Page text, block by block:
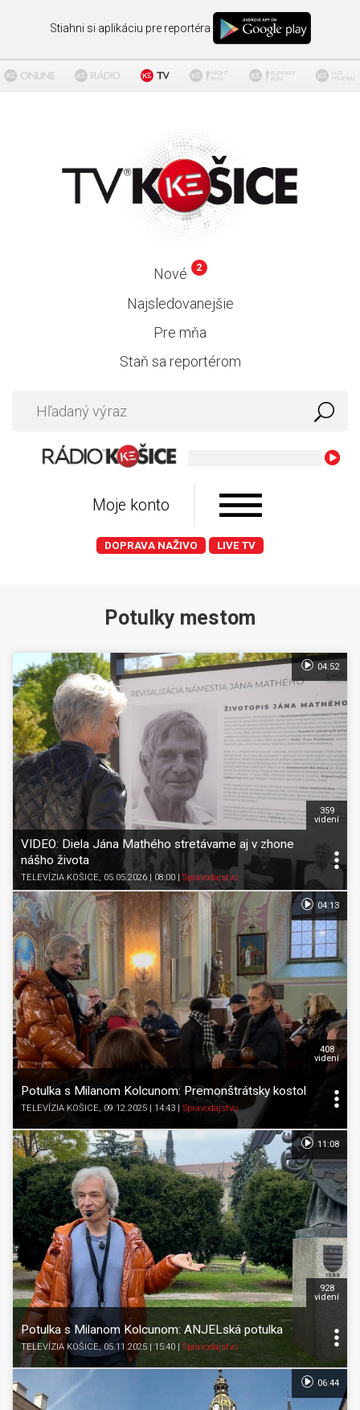
Stiahni si aplikáciu pre reportéra
Nové 2
Najsledovanejšie
Pre mňa
Staň sa reportérom
Dire
Moje konto
DOPRAVA NAŽIVO LIVE TV
Potulky mestom
VIDEO: Diela Jána Mathého stretávame aj v zhone
nášho života
TELEVÍZIA KOŠICE, 05.05.2026 | 08:00 Spravodajstvo
359
videní
04:52
Potulka s Milanom Kolcunom: Premonštrátsky kostol
TELEVÍZIA KOŠICE, 09.12.2025 | 14:43 Spravodajstvo
408
videní
04:13
Potulka s Milanom Kolcunom: ANJELská potulka
TELEVÍZIA KOŠICE, 05.11.2025 | 15:40 Spravodajstvo
928
videní
11:08
06:44